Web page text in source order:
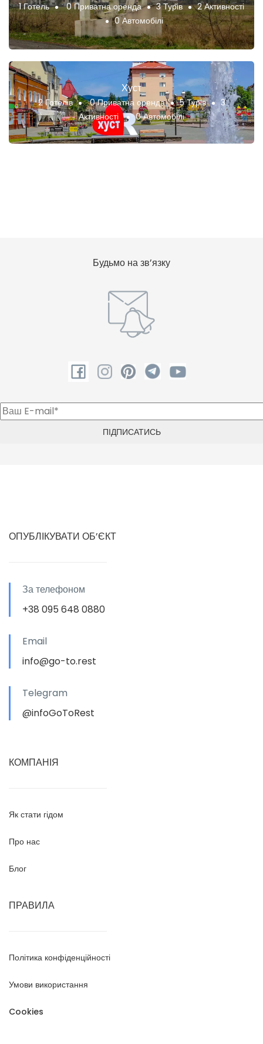
1 Готель 0 Приватна оренда 3 Турів
2 Активності
0 Автомобілі
Хуст
2 Готелів 0 Приватна оренда 5 Турів
3
Активності
0 Автомобілі
Будьмо на зв’язку
ОПУБЛІКУВАТИ ОБ’ЄКТ
За телефоном
+38 095 648 0880
Email
info@go-to.rest
Telegram
@infoGoToRest
КОМПАНІЯ
Як стати гідом
Про нас
Блог
ПРАВИЛА
Політика конфіденційності
Умови використання
Cookies